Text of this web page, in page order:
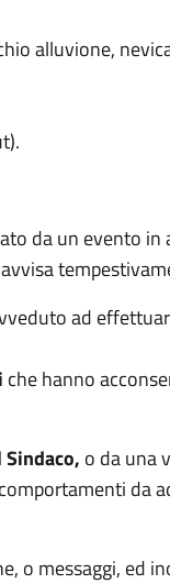
alluvione,
da un evento
avvisa
ad
che hanno
o da una
da
o messaggi, ed